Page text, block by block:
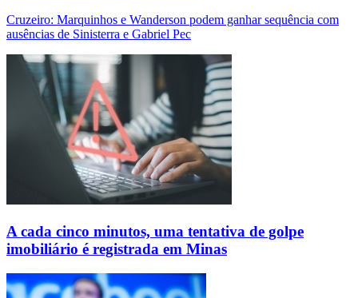
Cruzeiro: Marquinhos e Wanderson podem ganhar sequência com
ausências de Sinisterra e Gabriel Pec
A cada cinco minutos, uma tentativa de golpe
imobiliário é registrada em Minas